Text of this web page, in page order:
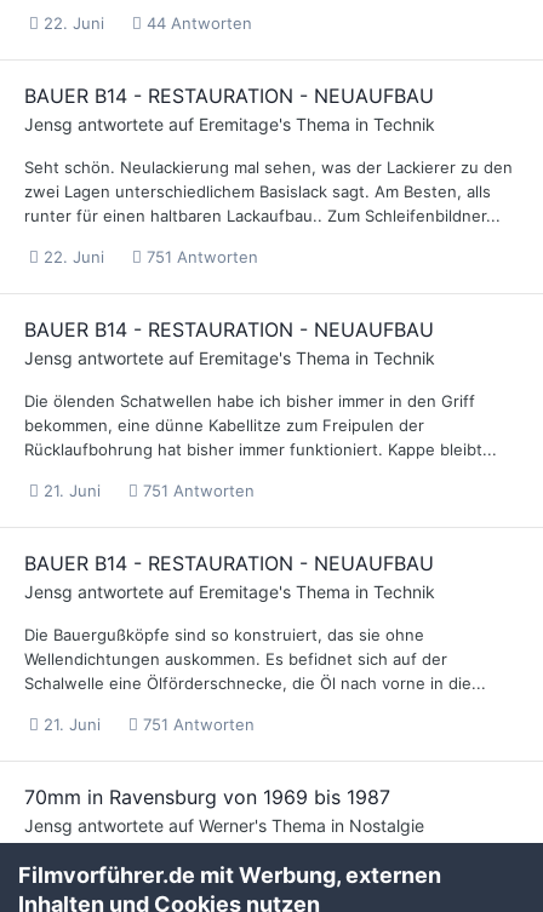
22. Juni 44 Antworten
BAUER B14 - RESTAURATION - NEUAUFBAU
Jensg antwortete auf Eremitage's Thema in Technik
Seht schön. Neulackierung mal sehen, was der Lackierer zu den
zwei Lagen unterschiedlichem Basislack sagt. Am Besten, alls
runter für einen haltbaren Lackaufbau.. Zum Schleifenbildner...
22. Juni 751 Antworten
BAUER B14 - RESTAURATION - NEUAUFBAU
Jensg antwortete auf Eremitage's Thema in Technik
Die ölenden Schatwellen habe ich bisher immer in den Griff
bekommen, eine dünne Kabellitze zum Freipulen der
Rücklaufbohrung hat bisher immer funktioniert. Kappe bleibt...
21. Juni 751 Antworten
BAUER B14 - RESTAURATION - NEUAUFBAU
Jensg antwortete auf Eremitage's Thema in Technik
Die Bauergußköpfe sind so konstruiert, das sie ohne
Wellendichtungen auskommen. Es befidnet sich auf der
Schalwelle eine Ölförderschnecke, die Öl nach vorne in die...
21. Juni 751 Antworten
70mm in Ravensburg von 1969 bis 1987
Jensg antwortete auf Werner's Thema in Nostalgie
EIne der FP20 mit Blitzlampe steh in Biberach im Cineplex in der
kinotechnischen Dauerausstellung im Foyer. Axel Burth
Filmvorführer.de mit Werbung, externen
Inhalten und Cookies nutzen